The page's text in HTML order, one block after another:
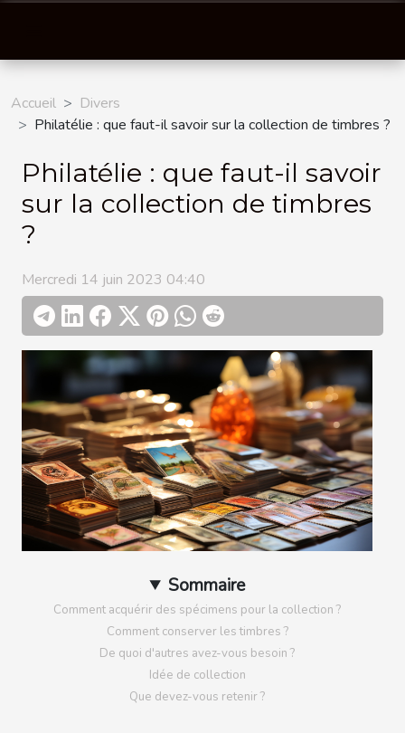
Accueil
Divers
Philatélie : que faut-il savoir sur la collection de timbres ?
Philatélie : que faut-il savoir
sur la collection de timbres
?
Mercredi 14 juin 2023 04:40
Sommaire
Comment acquérir des spécimens pour la collection ?
Comment conserver les timbres ?
De quoi d'autres avez-vous besoin ?
Idée de collection
Que devez-vous retenir ?